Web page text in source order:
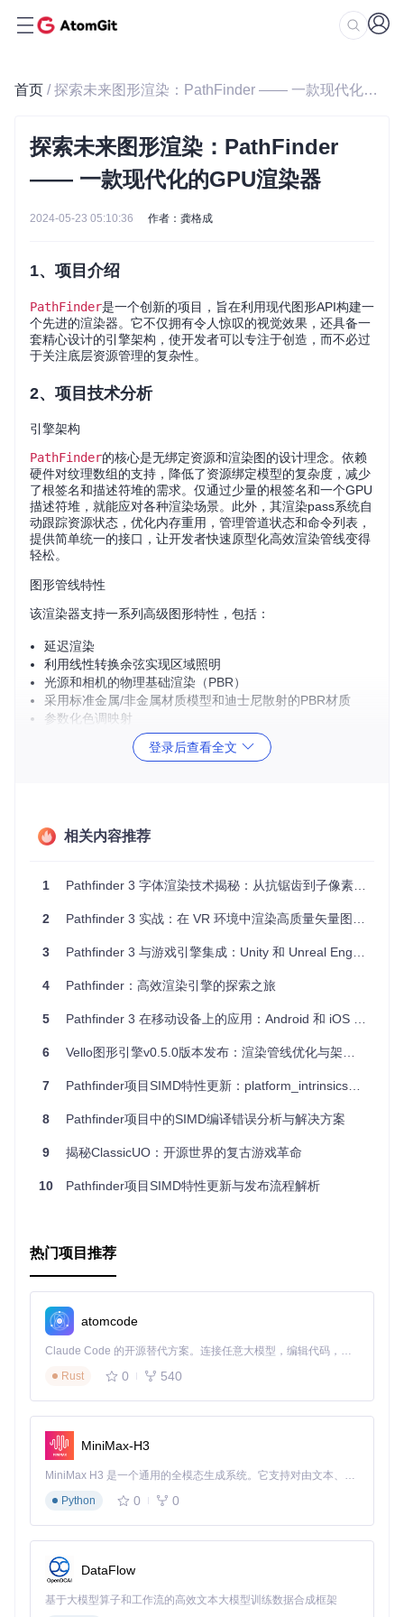
首页 / 探索未来图形渲染：PathFinder —— 一款现代化的GPU渲染器
探索未来图形渲染：PathFinder
—— 一款现代化的GPU渲染器
2024-05-23 05:10:36 作者：龚格成
1、项目介绍
PathFinder是一个创新的项目，旨在利用现代图形API构建一
个先进的渲染器。它不仅拥有令人惊叹的视觉效果，还具备一
套精心设计的引擎架构，使开发者可以专注于创造，而不必过
于关注底层资源管理的复杂性。
2、项目技术分析
引擎架构
PathFinder的核心是无绑定资源和渲染图的设计理念。依赖
硬件对纹理数组的支持，降低了资源绑定模型的复杂度，减少
了根签名和描述符堆的需求。仅通过少量的根签名和一个GPU
描述符堆，就能应对各种渲染场景。此外，其渲染pass系统自
动跟踪资源状态，优化内存重用，管理管道状态和命令列表，
提供简单统一的接口，让开发者快速原型化高效渲染管线变得
轻松。
图形管线特性
该渲染器支持一系列高级图形特性，包括：
延迟渲染
利用线性转换余弦实现区域照明
光源和相机的物理基础渲染（PBR）
采用标准金属/非金属材质模型和迪士尼散射的PBR材质
参数化色调映射
基于相机饱和度ISO灵敏度的光晕效果
3、项目及技术应用场景
PathFinder非常适合游戏开发、虚拟现实应用、3D建模与可
质量的实时或离线渲染图像，同时降低开发难度，提高效率。
4、项目特点
简化资源管理：通过无绑定资源和渲染图，将复杂的资源绑
高效渲染流程：渲染pass系统自动处理资源状态和管道管
理，简化了低级细节，使开发者能更快地专注于创意实现。
强大的图形特性 ：提供了众多高端图形特性，如PBR、光线
追踪等，为作品带来逼真的视觉效果。
性化的渲染管线。
要见证PathFinder的强大，请查看以下截图和演示视频：
如果您热衷于图形渲染，并希望在您的项目中引入前沿的技
术，那么PathFinder 绝对是值得尝试的选择。加入我们，探
索图形编程的新边界吧！
登录后查看全文
相关内容推荐
1 Pathfinder 3 字体渲染技术揭秘：从抗锯齿到子像素渲染的完整实现
2 Pathfinder 3 实战：在 VR 环境中渲染高质量矢量图形的完整指南 🚀
3 Pathfinder 3 与游戏引擎集成：Unity 和 Unreal Engine 中的终极矢量渲染方案 🚀
4 Pathfinder：高效渲染引擎的探索之旅
5 Pathfinder 3 在移动设备上的应用：Android 和 iOS 集成完整指南
6 Vello图形引擎v0.5.0版本发布：渲染管线优化与架构升级
7 Pathfinder项目SIMD特性更新：platform_intrinsics的迁移方案
8 Pathfinder项目中的SIMD编译错误分析与解决方案
9 揭秘ClassicUO：开源世界的复古游戏革命
10 Pathfinder项目SIMD特性更新与发布流程解析
热门项目推荐
atomcode
Claude Code 的开源替代方案。连接任意大模型，编辑代码，运行命令，自动验证 — 全自动执行。用 Rust 构建，极致性能。 ｜ An open-source alternative to Claude Code. Connect any LLM, edit code, run commands, and verify changes — autonomously. Built in Rust for speed. Get Started
Rust
0 540
MiniMax-H3
MiniMax H3 是一个通用的全模态生成系统。它支持对由文本、图像、视频和音频组成的多模态上下文进行统一理解，并能生成分辨率高达 2K、时长可达 15 秒的带原生立体声音频的视频。得益于面向任务泛化的系统设计，H3 在预训练阶段就已具备广泛的多模态上下文理解与生成能力，能够出色地执行复杂的多模态指令。
Python
0 0
DataFlow
基于大模型算子和工作流的高效文本大模型训练数据合成框架